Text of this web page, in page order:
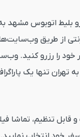
اتوبوس مشهد به
از طریق
خود را رزرو کنید.
تنها یک
تنظیم، تماشا فیلم